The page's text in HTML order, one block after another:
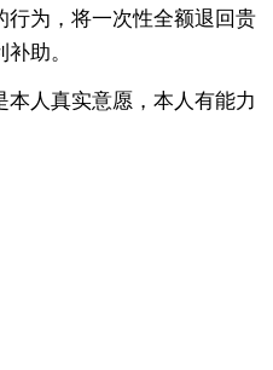
行为，将一次性全额退回贵
助。
本人真实意愿，本人有能力